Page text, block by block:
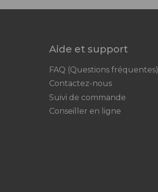
Aide et support
FAQ (Questions fréquentes)
Contactez-nous
Suivi de commande
Conseiller en ligne